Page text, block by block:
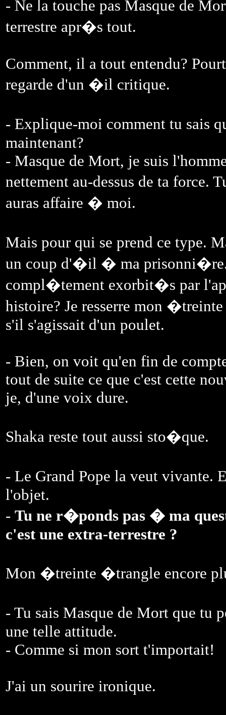
- Ne la touche pas Masque de
terrestre apr�s tout.
Comment, il a tout entendu?
regarde d'un �il critique.
- Explique-moi comment tu sais
maintenant?
- Masque de Mort, je suis
nettement au-dessus de ta force.
auras affaire � moi.
Mais pour qui se prend ce type.
un coup d'�il � ma
compl�tement exorbit�s par
histoire? Je resserre mon
s'il s'agissait d'un poulet.
- Bien, on voit qu'en fin de
tout de suite ce que c'est cette
je, d'une voix dure.
Shaka reste tout aussi sto�que.
- Le Grand Pope la veut
l'objet.
- Tu ne r�ponds pas � ma
c'est une extra-terrestre ?
Mon �treinte �trangle encore
- Tu sais Masque de Mort que tu
une telle attitude.
- Comme si mon sort t'importait!
J'ai un sourire ironique.